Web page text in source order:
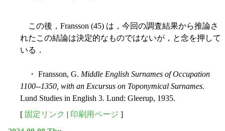
この後，Fransson (45) は，今回の調査結果から推論さ
れたこの結論は決定的なものではないが，と念を押して
いる．
・ Fransson, G. Middle English Surnames of Occupation
1100--1350, with an Excursus on Toponymical Surnames.
Lund Studies in English 3. Lund: Gleerup, 1935.
[ 固定リンク | 印刷用ページ ]